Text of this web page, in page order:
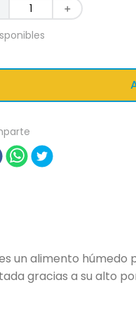
＋
un alimento húmedo
gracias a su alto